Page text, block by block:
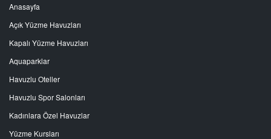
Anasayfa
Açık Yüzme Havuzları
Kapalı Yüzme Havuzları
Aquaparklar
Havuzlu Oteller
Havuzlu Spor Salonları
Kadınlara Özel Havuzlar
Yüzme Kursları